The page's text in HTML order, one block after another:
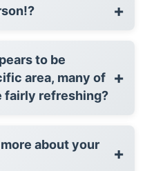
+
to be
area, many of
fairly refreshing?
+
about your
+